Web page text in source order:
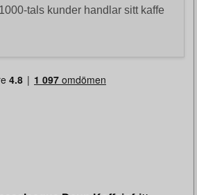
tals kunder handlar sitt kaffe